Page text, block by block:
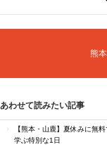
熊
あわせて読みたい記事
【熊本・山鹿】夏休みに無
学ぶ特別な1日